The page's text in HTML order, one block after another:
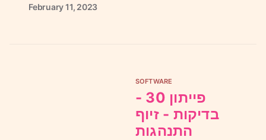
February11, 2023
SOFTWARE
פייתון 30 -
בדיקות - זיוף
התנהגות